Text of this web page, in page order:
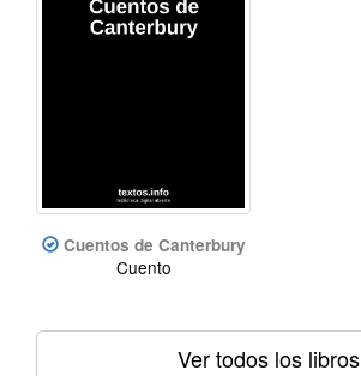
Cuentos de Canterbury
Cuento
Ver todos los libros